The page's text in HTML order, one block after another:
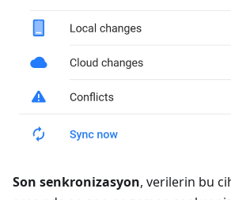
Son senkronizasyon, verilerin bu